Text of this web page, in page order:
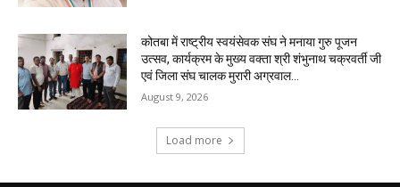
कोतबा में राष्ट्रीय स्वयंसेवक संघ ने मनाया गुरु पूजन
उत्सव, कार्यक्रम के मुख्य वक्ता श्री शंभुनाथ चक्रवर्ती जी
एवं जिला संघ चालक मुरारी अग्रवाल...
August 9, 2026
Load more